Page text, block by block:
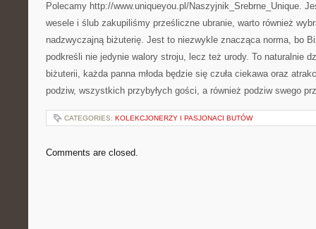
Polecamy http://www.uniqueyou.pl/Naszyjnik_Srebrne_Unique.
wesele i ślub zakupiliśmy prześliczne ubranie, warto również
nadzwyczajną biżuterię. Jest to niezwykle znacząca norma, bo
podkreśli nie jedynie walory stroju, lecz też urody. To naturalnie
biżuterii, każda panna młoda będzie się czuła ciekawa oraz
podziw, wszystkich przybyłych gości, a również podziw swego
CATEGORIES: KOLEKCJONERZY I PASJONACI BUTÓW
Comments are closed.